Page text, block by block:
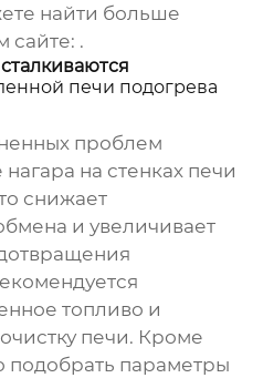
найти больше
сайте: .
печи подогрева
проблем
на стенках печи
снижает
и увеличивает
топливо и
печи. Кроме
подобрать параметры